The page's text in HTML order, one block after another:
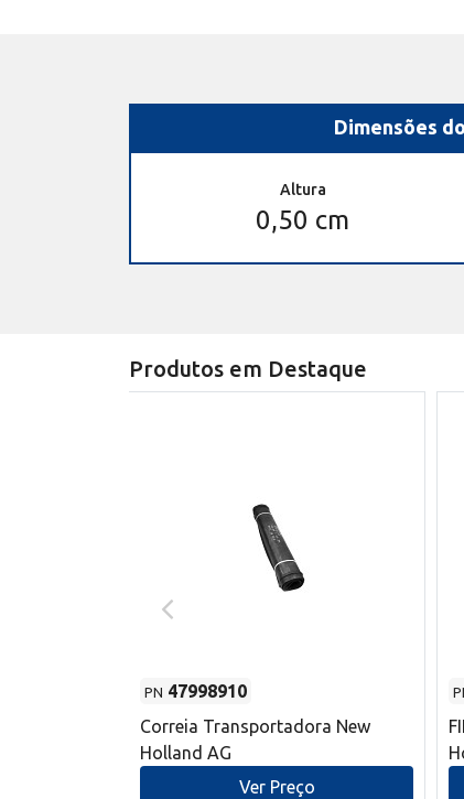
Dimensões
Altura
0,50 cm
Produtos em Destaque
PN 47998910
Correia Transportadora New
Holland AG
Ver Preço